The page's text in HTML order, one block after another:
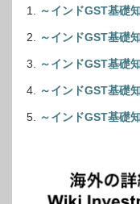
～インドGST基礎
～インドGST基礎
～インドGST基礎
～インドGST基礎
～インドGST基礎